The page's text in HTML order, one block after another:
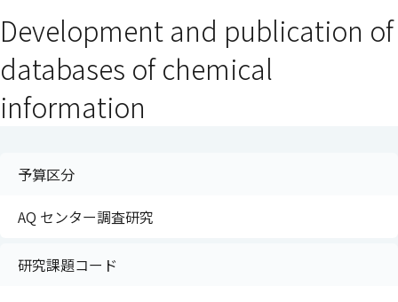
ドウで開きます）
ンドウで開きます）
ウインドウで開きます）
Development and publication of
databases of chemical
information
予算区分
AQ センター調査研究
研究課題コード